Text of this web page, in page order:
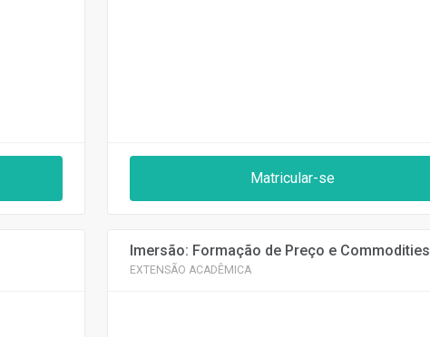
Matricular-se
Imersão: Formação de Preço e Commodities
EXTENSÃO ACADÊMICA